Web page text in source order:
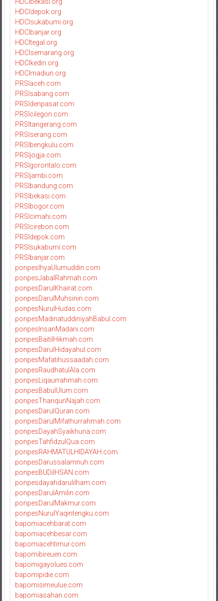
HDCIdepok.org
HDCIsukabumi.org
HDCIbanjar.org
HDCItegal.org
HDCIsemarang.org
HDCIkediri.org
HDCImadiun.org
PRSIaceh.com
PRSIsabang.com
PRSIdenpasar.com
PRSIcilegon.com
PRSItangerang.com
PRSIserang.com
PRSIbengkulu.com
PRSIjogja.com
PRSIgorontalo.com
PRSIjambi.com
PRSIbandung.com
PRSIbekasi.com
PRSIbogor.com
PRSIcimahi.com
PRSIcirebon.com
PRSIdepok.com
PRSIsukabumi.com
PRSIbanjar.com
ponpesIhyaUlumuddin.com
ponpesJabalRahmah.com
ponpesDarulKhairat.com
ponpesDarulMuhsinin.com
ponpesNurulHudas.com
ponpesMadinatuddiniyahBabul.com
ponpesInsanMadani.com
ponpesBaitilHikmah.com
ponpesDarulHidayahul.com
ponpesMafatihussaadah.com
ponpesRaudhatulAla.com
ponpesLiqaurrahmah.com
ponpesBabulUlum.com
ponpesThariqunNajah.com
ponpesDarulQuran.com
ponpesDarulMifathurrahmah.com
ponpesDayahSyaikhuna.com
ponpesTahfidzulQua.com
ponpesRAHMATULHIDAYAH.com
ponpesDarussalamnuh.com
ponpesBUDiIHSAN.com
ponpesdayahdarulilham.com
ponpesDarulAmilin.com
ponpesDarulMakmur.com
ponpesNurulYaqintengku.com
bapomiacehbarat.com
bapomiacehbesar.com
bapomiacehtimur.com
bapomibireuen.com
bapomigayolues.com
bapomipidie.com
bapomisimeulue.com
bapomiasahan.com